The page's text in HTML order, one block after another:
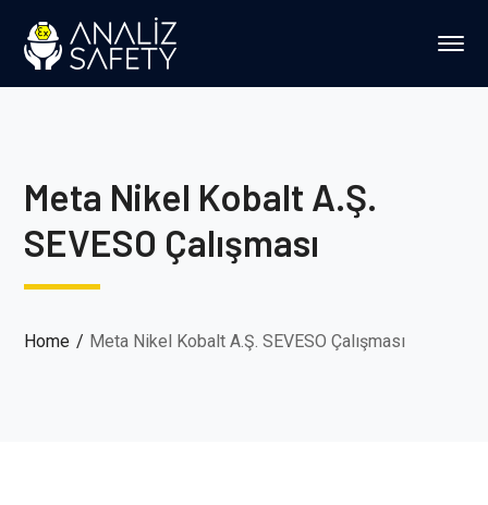
Meta Nikel Kobalt A.Ş.
SEVESO Çalışması
Home Meta Nikel Kobalt A.Ş. SEVESO Çalışması